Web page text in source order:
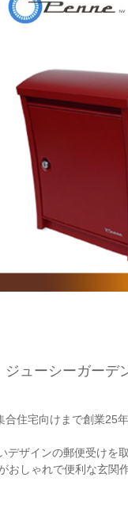
ジューシーガー
住宅向けまで創業25
ザインの郵便受けを
しゃれで便利な玄関